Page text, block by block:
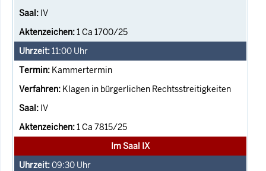
IV
1 Ca 1700/25
11:00 Uhr
Kammertermin
Klagen in bürgerlichen Rechtsstreitigkeiten
IV
1 Ca 7815/25
Im Saal IX
09:30 Uhr